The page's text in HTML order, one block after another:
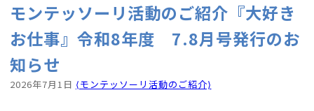
モンテッソーリ活動のご紹介『大好き
お仕事』令和8年度 7.8月号発行のお
知らせ
2026年7月1日 ⟨モンテッソーリ活動のご紹介⟩